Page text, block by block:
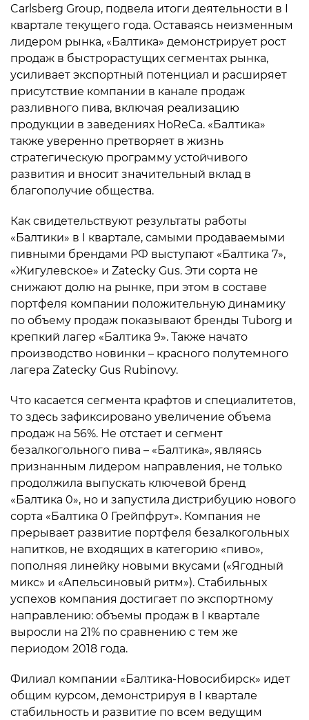
Carlsberg Group, подвела итоги деятельности в I
квартале текущего года. Оставаясь неизменным
лидером рынка, «Балтика» демонстрирует рост
продаж в быстрорастущих сегментах рынка,
усиливает экспортный потенциал и расширяет
присутствие компании в канале продаж
разливного пива, включая реализацию
продукции в заведениях HoReCa. «Балтика»
также уверенно претворяет в жизнь
стратегическую программу устойчивого
развития и вносит значительный вклад в
благополучие общества.
Как свидетельствуют результаты работы
«Балтики» в I квартале, самыми продаваемыми
пивными брендами РФ выступают «Балтика 7»,
«Жигулевское» и Zatecky Gus. Эти сорта не
снижают долю на рынке, при этом в составе
портфеля компании положительную динамику
по объему продаж показывают бренды Tuborg и
крепкий лагер «Балтика 9». Также начато
производство новинки – красного полутемного
лагера Zatecky Gus Rubinovy.
Что касается сегмента крафтов и специалитетов,
то здесь зафиксировано увеличение объема
продаж на 56%. Не отстает и сегмент
безалкогольного пива – «Балтика», являясь
признанным лидером направления, не только
продолжила выпускать ключевой бренд
«Балтика 0», но и запустила дистрибуцию нового
сорта «Балтика 0 Грейпфрут». Компания не
прерывает развитие портфеля безалкогольных
напитков, не входящих в категорию «пиво»,
пополняя линейку новыми вкусами («Ягодный
микс» и «Апельсиновый ритм»). Стабильных
успехов компания достигает по экспортному
направлению: объемы продаж в I квартале
выросли на 21% по сравнению с тем же
периодом 2018 года.
Филиал компании «Балтика-Новосибирск» идет
общим курсом, демонстрируя в I квартале
стабильность и развитие по всем ведущим